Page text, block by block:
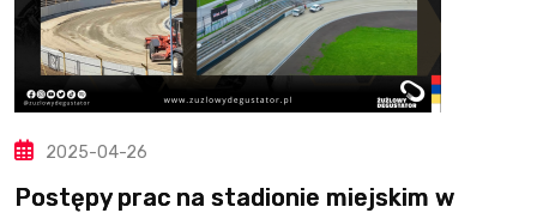
2025-04-26
Postępy prac na stadionie miejskim w